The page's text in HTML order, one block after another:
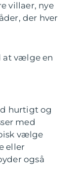
villaer, nye
der hver
at vælge en
hurtigt og
med
vælge
eller
også